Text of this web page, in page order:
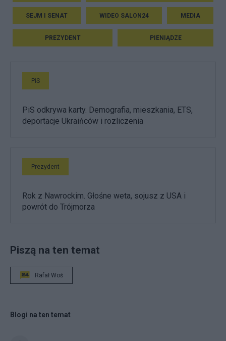
SEJM I SENAT WIDEO SALON24 MEDIA
PREZYDENT PIENIĄDZE
PiS
PiS odkrywa karty. Demografia, mieszkania, ETS,
deportacje Ukraińców i rozliczenia
Prezydent
Rok z Nawrockim. Głośne weta, sojusz z USA i
powrót do Trójmorza
Piszą na ten temat
Rafał Woś
Blogi na ten temat